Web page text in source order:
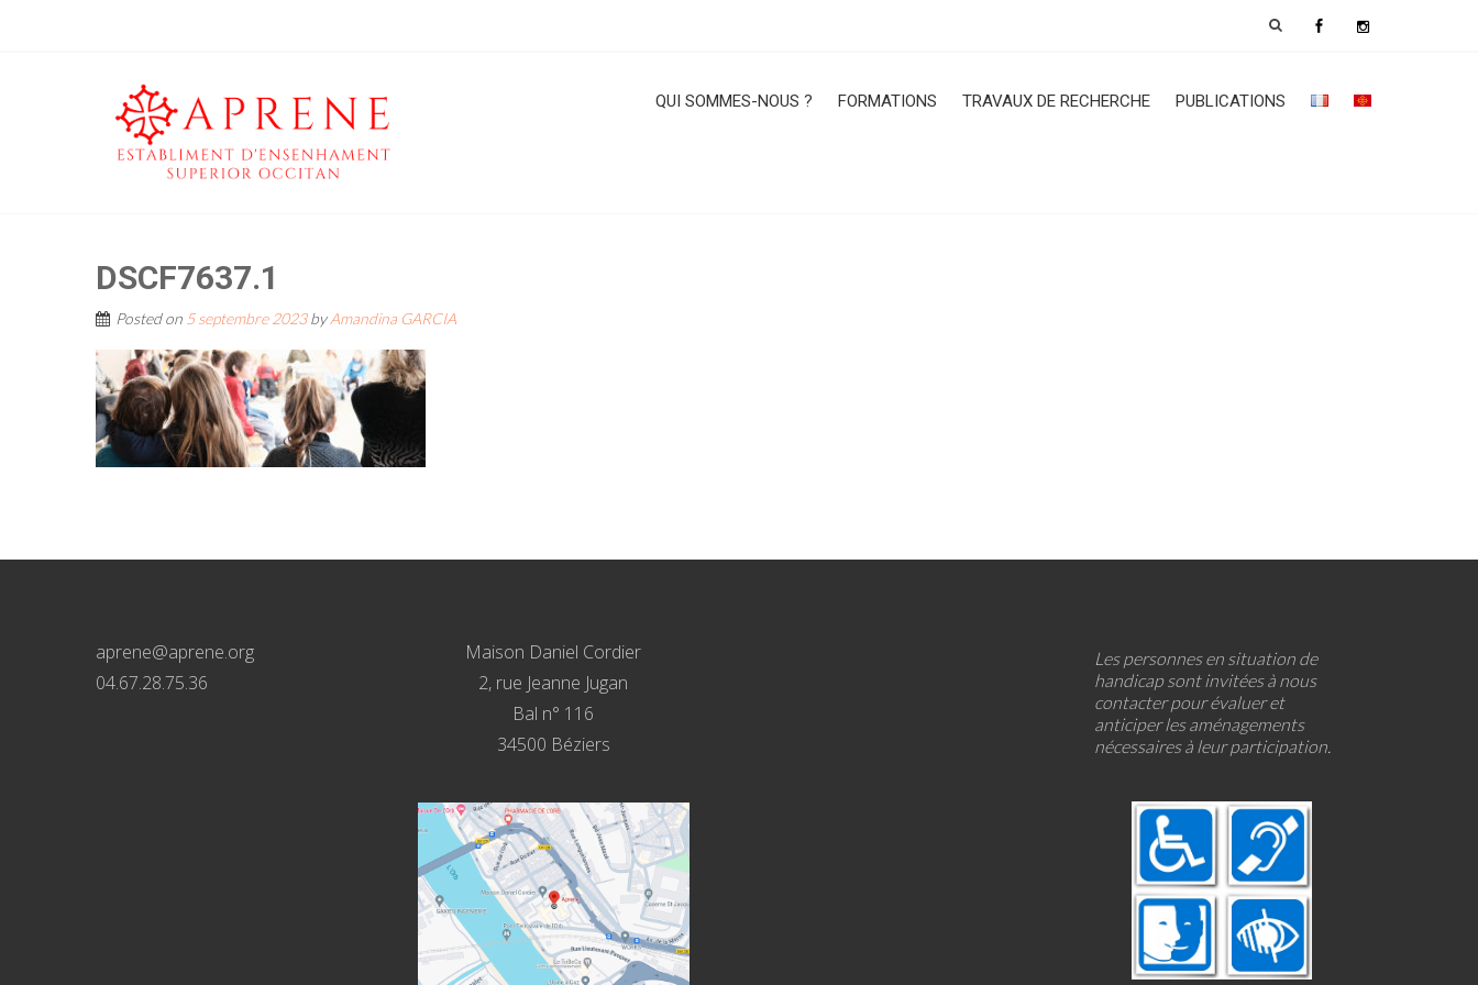
QUI SOMMES-NOUS ? FORMATIONS TRAVAUX DE RECHERCHE PUBLICATIONS
DSCF7637.1
Posted on 5 septembre 2023byAmandina GARCIA
aprene@aprene.org
04.67.28.75.36
Maison Daniel Cordier
2, rue Jeanne Jugan
Bal n° 116
34500 Béziers
Les personnes en situation de
handicap sont invitées à nous
contacter pour évaluer et
anticiper les aménagements
nécessaires à leur participation.